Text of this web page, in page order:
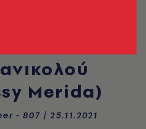
Merida)
- 807 | 25.11.2021